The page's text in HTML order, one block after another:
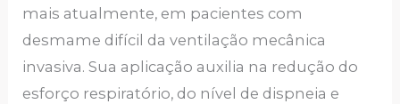
mais atualmente, em pacientes com
desmame difícil da ventilação mecânica
invasiva. Sua aplicação auxilia na redução do
esforço respiratório, do nível de dispneia e